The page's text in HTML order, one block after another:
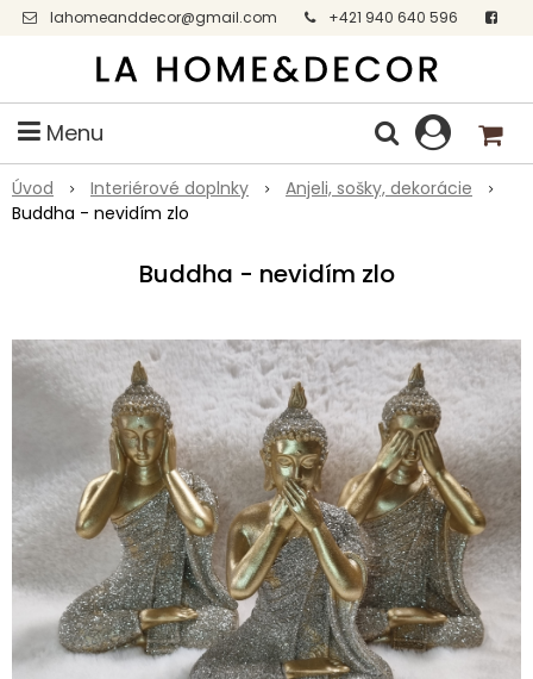
lahomeanddecor@gmail.com
+421 940 640 596
Facebook
Menu
Úvod Interiérové doplnky
Anjeli, sošky, dekorácie
Buddha - nevidím zlo
Buddha - nevidím zlo